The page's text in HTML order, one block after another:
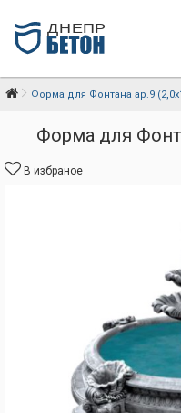
Форма для Фонтана ар.9
Форма для
В избраное